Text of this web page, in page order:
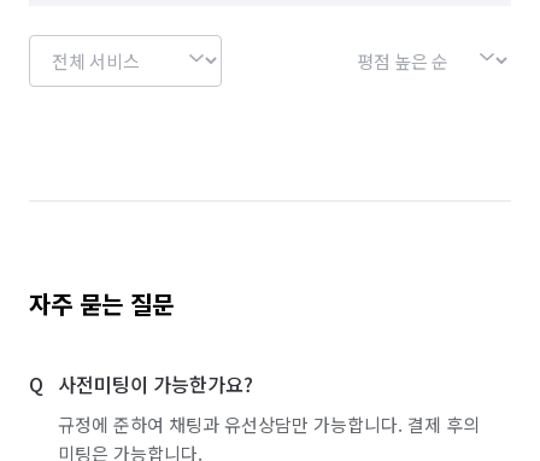
경기 부천시 오정구
경기 화성시 효행구
자주 묻는 질문
사전미팅이 가능한가요?
규정에 준하여 채팅과 유선상담만 가능합니다. 결제 후의
미팅은 가능합니다.